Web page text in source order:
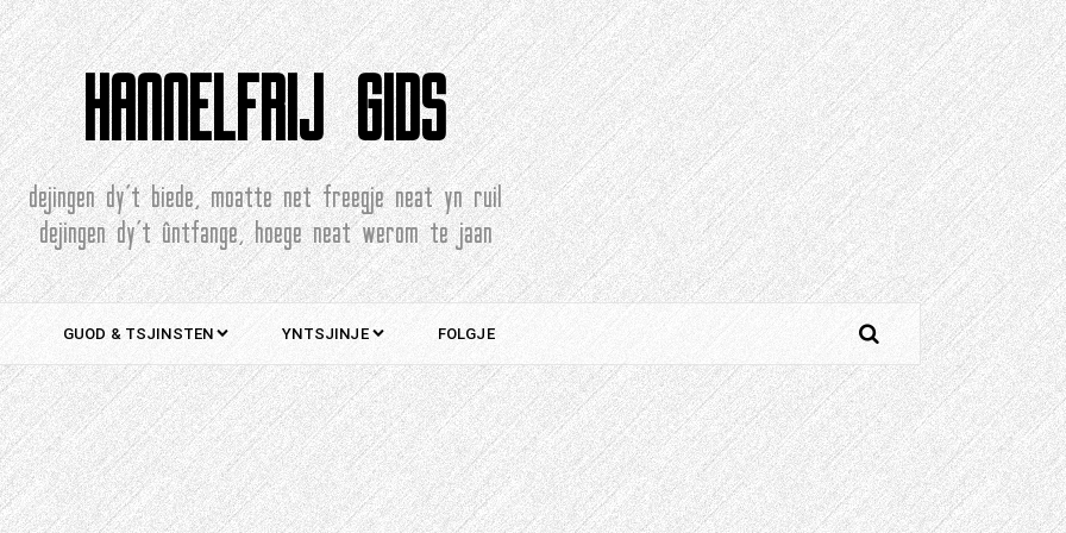
HANNELFRIJ GIDS
dejingen dy't biede, moatte net freegje neat yn ruil
dejingen dy't ûntfange, hoege neat werom te jaan
GUOD & TSJINSTEN YNTSJINJE FOLGJE